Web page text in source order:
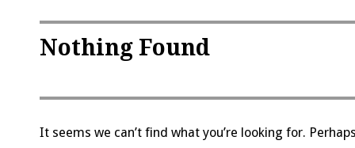
Nothing Found
It seems we can’t find what you’re looking for.